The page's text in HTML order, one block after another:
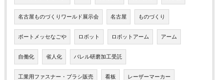
名古屋ものづくりワールド展示会 名古屋 ものづくり
ポートメッセなごや ロボット ロボットアーム アーム
自働化 省人化 バレル研磨加工受託
工業用ファスナー・ブラシ販売 看板 レーザーマーカー